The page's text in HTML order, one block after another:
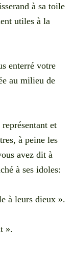
à sa toile
utiles à la
enterré votre
au milieu de
et
à peine les
avez dit à
à ses idoles:
à leurs dieux ».
».